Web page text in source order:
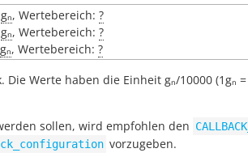
gₙ, Wertebereich: ?
gₙ, Wertebereich: ?
gₙ, Wertebereich: ?
Werte haben die Einheit gₙ/10000 (1gₙ
sollen, wird empfohlen den
vorzugeben.